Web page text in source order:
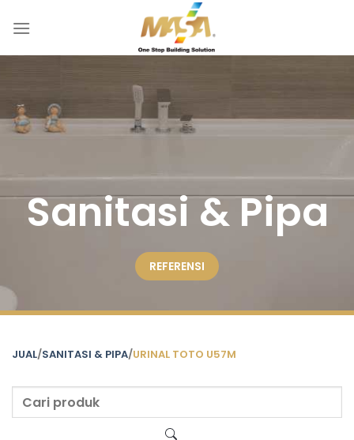
Sanitasi & Pipa
REFERENSI
JUAL/SANITASI & PIPA/URINAL TOTO U57M